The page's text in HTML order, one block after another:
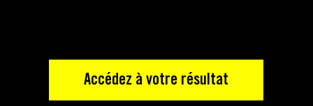
Accédez à votre résultat